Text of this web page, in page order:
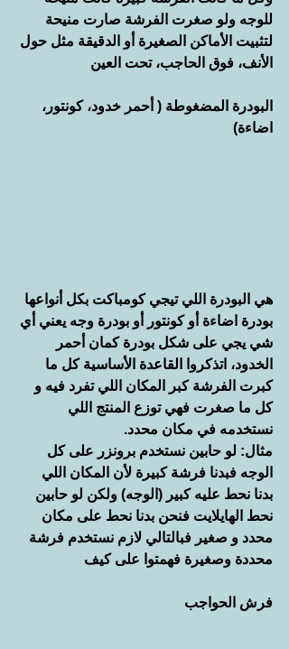
للوجه ولو صغرت الفرشة صارت منيحة
لتثبيت الأماكن الصغيرة أو الدقيقة مثل حول
الأنف، فوق الحاجب، تحت العين
البودرة المضغوطة ( أحمر خدود، كونتور،
اضاءة)
هي البودرة اللي تيجي كومباكت بكل أنواعها
بودرة اضاءة أو كونتور أو بودرة وجه يعني أي
شي يجي على شكل بودرة كمان أحمر
الخدود، اتذكروا القاعدة الأساسية كل ما
كبرت الفرشة كبر المكان اللي تفرد فيه و
كل ما صغرت فهي توزع المنتج اللي
نستخدمه في مكان محدد.
مثال: لو حابين نستخدم برونزر على كل
الوجه فبدنا فرشة كبيرة لأن المكان اللي
بدنا نحط عليه كبير (الوجه) ولكن لو حابين
نحط الهايلايت فنحن بدنا نحط على مكان
محدد و صغير فبالتالي لازم نستخدم فرشة
محددة وصغيرة فهمتوا على كيف
فرش الحواجب